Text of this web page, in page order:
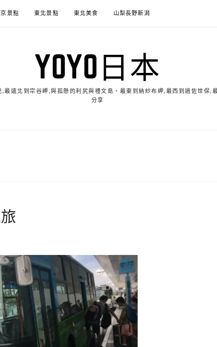
景點 東北景點 東北美食 山梨長野新潟
YOYO日本
最遠北到宗谷岬,與孤懸的利尻與禮文島，最東到納紗布岬,最西到過佐世保,
分享